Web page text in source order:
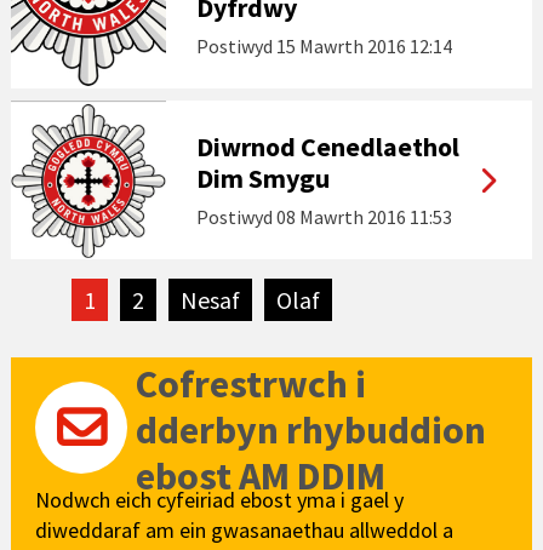
Dyfrdwy
Postiwyd 15 Mawrth 2016 12:14
Diwrnod Cenedlaethol
Dim Smygu
Postiwyd 08 Mawrth 2016 11:53
1 2 Nesaftudalen
Olaftudalen
Cofrestrwch i
dderbyn rhybuddion
ebost AM DDIM
Nodwch eich cyfeiriad ebost yma i gael y
diweddaraf am ein gwasanaethau allweddol a